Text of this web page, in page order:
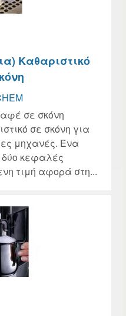
Καθαριστικό
σε σκόνη
σε σκόνη για
μηχανές. Ένα
δύο κεφαλές
τιμή αφορά στη...